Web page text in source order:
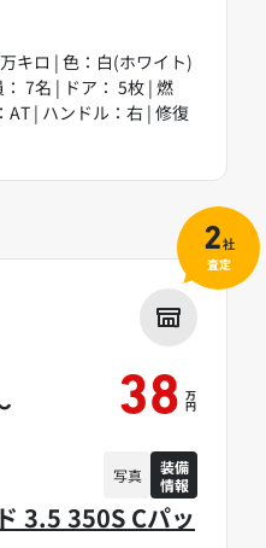
キロ | 色：白(ホワイト)
7名 | ドア： 5枚 | 燃
| ハンドル：右 | 修復
3.5 350S Cパッ
38 万
円
写真
装備
情報
2社
査定